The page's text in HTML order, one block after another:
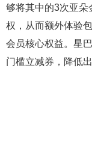
够将其中的3次亚朵
权，从而额外体验
会员核心权益。星
门槛立减券，降低